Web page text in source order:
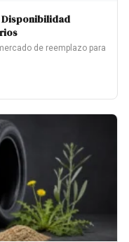
Disponibilidad
de reemplazo para